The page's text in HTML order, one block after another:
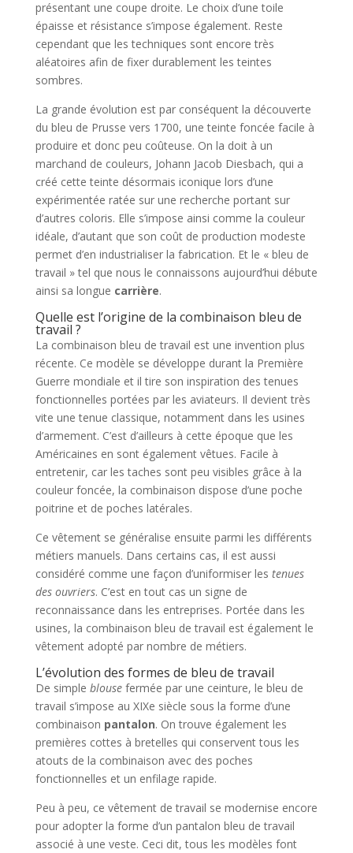
présentant une coupe droite. Le choix d’une toile
épaisse et résistance s’impose également. Reste
cependant que les techniques sont encore très
aléatoires afin de fixer durablement les teintes
sombres.
La grande évolution est par conséquent la découverte
du bleu de Prusse vers 1700, une teinte foncée facile à
produire et donc peu coûteuse. On la doit à un
marchand de couleurs, Johann Jacob Diesbach, qui a
créé cette teinte désormais iconique lors d’une
expérimentée ratée sur une recherche portant sur
d’autres coloris. Elle s’impose ainsi comme la couleur
idéale, d’autant que son coût de production modeste
permet d’en industrialiser la fabrication. Et le « bleu de
travail » tel que nous le connaissons aujourd’hui débute
ainsi sa longue carrière.
Quelle est l’origine de la combinaison bleu de
travail ?
La combinaison bleu de travail est une invention plus
récente. Ce modèle se développe durant la Première
Guerre mondiale et il tire son inspiration des tenues
fonctionnelles portées par les aviateurs. Il devient très
vite une tenue classique, notamment dans les usines
d’armement. C’est d’ailleurs à cette époque que les
Américaines en sont également vêtues. Facile à
entretenir, car les taches sont peu visibles grâce à la
couleur foncée, la combinaison dispose d’une poche
poitrine et de poches latérales.
Ce vêtement se généralise ensuite parmi les différents
métiers manuels. Dans certains cas, il est aussi
considéré comme une façon d’uniformiser les tenues
des ouvriers. C’est en tout cas un signe de
reconnaissance dans les entreprises. Portée dans les
usines, la combinaison bleu de travail est également le
vêtement adopté par nombre de métiers.
L’évolution des formes de bleu de travail
De simple blousefermée par une ceinture, le bleu de
travail s’impose au XIXe siècle sous la forme d’une
combinaison pantalon. On trouve également les
premières cottes à bretelles qui conservent tous les
atouts de la combinaison avec des poches
fonctionnelles et un enfilage rapide.
Peu à peu, ce vêtement de travail se modernise encore
pour adopter la forme d’un pantalon bleu de travail
associé à une veste. Ceci dit, tous les modèles font